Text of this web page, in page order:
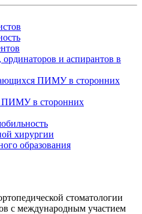
и аспирантов в
ПИМУ в сторонних
в сторонних
хирургии
образования
стоматологии
с международным участием